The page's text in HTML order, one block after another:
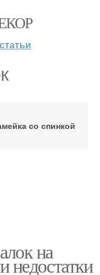
статьи
со спинкой
на
недостатки